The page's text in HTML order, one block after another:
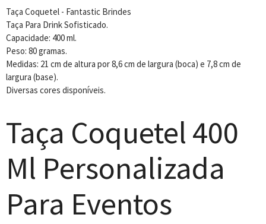
Taça Coquetel - Fantastic Brindes
Taça Para Drink Sofisticado.
Capacidade: 400 ml.
Peso: 80 gramas.
Medidas: 21 cm de altura por 8,6 cm de largura (boca) e 7,8 cm de
largura (base).
Diversas cores disponíveis.
Taça Coquetel 400
Ml Personalizada
Para Eventos